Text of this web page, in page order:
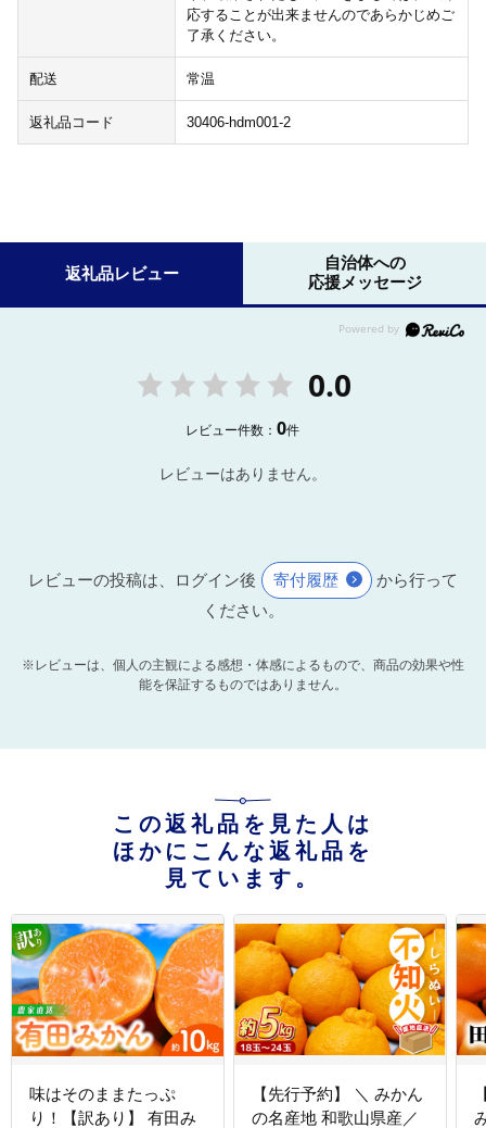
応することが出来ませんのであらかじめご
了承ください。
配送 常温
返礼品コード 30406-hdm001-2
返礼品レビュー
自治体への
応援メッセージ
0.0
レビュー件数：0件
レビューはありません。
レビューの投稿は、ログイン後 寄付履歴
から行って
ください。
※レビューは、個人の主観による感想・体感によるもので、商品の効果や性
能を保証するものではありません。
この返礼品を見た人は
ほかにこんな返礼品を
見ています。
味はそのままたっぷ
り！【訳あり】 有田み
【先行予約】 ＼ みかん
の名産地 和歌山県産／